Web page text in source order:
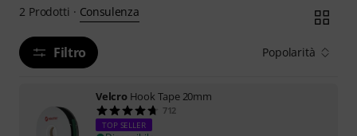
2 Prodotti · Consulenza
Filtro Popolarità
Velcro Hook Tape 20mm
712
TOP SELLER